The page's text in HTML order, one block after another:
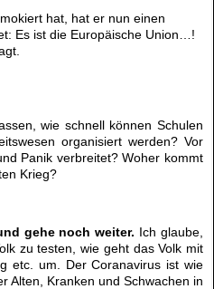
hat, hat er nun einen
Es ist die Europäische Union…!
wie schnell können Schulen
organisiert werden? Vor
Panik verbreitet? Woher kommt
Krieg?
gehe noch weiter. Ich glaube,
zu testen, wie geht das Volk mit
etc. um. Der Coranavirus ist wie
Alten, Kranken und Schwachen in